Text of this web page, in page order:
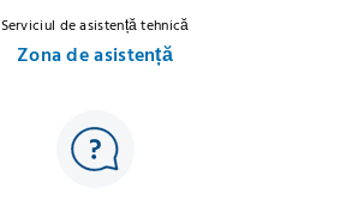
Serviciul de asistență tehnică
Zona de asistență